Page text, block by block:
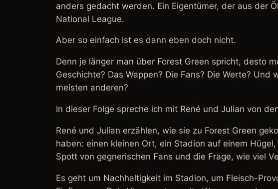
anders gedacht werden. Ein Eigentümer, der aus der
National League.
Aber so einfach ist es dann eben doch nicht.
Denn je länger man über Forest Green spricht, desto
Geschichte? Das Wappen? Die Fans? Die Werte?
meisten anderen?
In dieser Folge spreche ich mit René und Julian von
René und Julian erzählen, wie sie zu Forest Green
haben: einen kleinen Ort, ein Stadion auf einem
Spott von gegnerischen Fans und die Frage, wie viel
Es geht um Nachhaltigkeit im Stadion, um Fleisch-